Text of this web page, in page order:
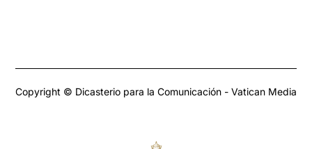
Copyright © Dicasterio para la Comunicación - Vatican Media